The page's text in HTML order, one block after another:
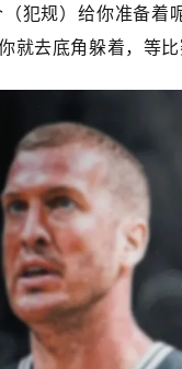
（犯规）给你准备着
就去底角躲着，等